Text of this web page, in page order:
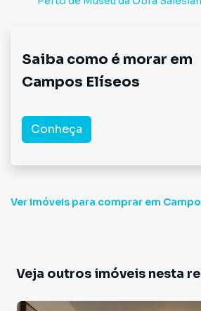
Saiba como é morar em
Campos Elíseos
Conheça
Ver imóveis para comprar em
Veja outros imóveis nesta